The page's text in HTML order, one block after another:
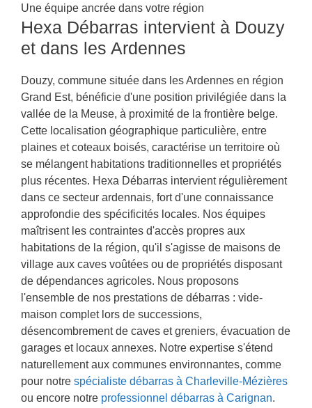
u
s
o
r
e
e
s
o
i
n
Une équipe ancrée dans votre région
Hexa Débarras intervient à Douzy
et dans les Ardennes
Douzy, commune située dans les Ardennes en région
Grand Est, bénéficie d'une position privilégiée dans la
vallée de la Meuse, à proximité de la frontière belge.
Cette localisation géographique particulière, entre
plaines et coteaux boisés, caractérise un territoire où
se mélangent habitations traditionnelles et propriétés
plus récentes. Hexa Débarras intervient régulièrement
dans ce secteur ardennais, fort d'une connaissance
approfondie des spécificités locales. Nos équipes
maîtrisent les contraintes d'accès propres aux
habitations de la région, qu'il s'agisse de maisons de
village aux caves voûtées ou de propriétés disposant
de dépendances agricoles. Nous proposons
l'ensemble de nos prestations de débarras : vide-
maison complet lors de successions,
désencombrement de caves et greniers, évacuation de
garages et locaux annexes. Notre expertise s'étend
naturellement aux communes environnantes, comme
pour notre spécialiste débarras à Charleville-Mézières
ou encore notre professionnel débarras à Carignan.